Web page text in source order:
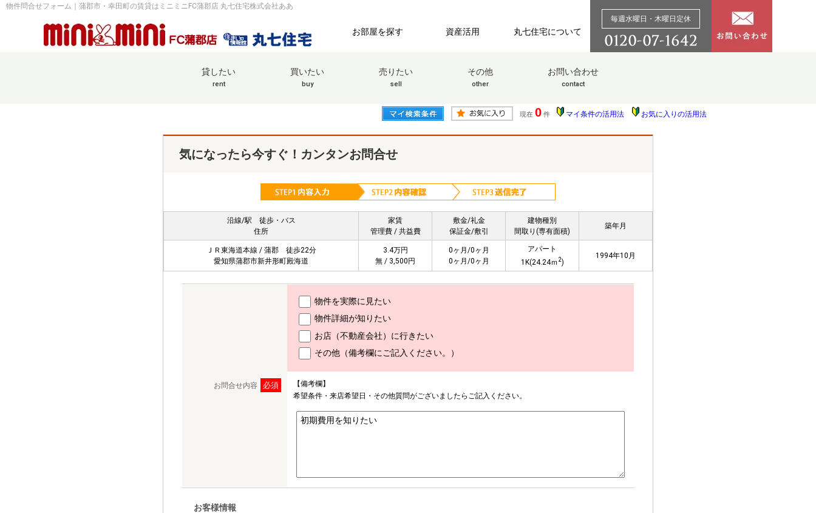
物件問合せフォーム｜蒲郡市・幸田町の賃貸はミニミニFC蒲郡店 丸七住宅株式会社ああ
お部屋を探す 資産活用 丸七住宅について
毎週水曜日・木曜日定休
貸したい
rent
買いたい
buy
売りたい
sell
その他
other
お問い合わせ
contact
現在 0 件 マイ条件の活用法 お気に入りの活用法
気になったら今すぐ！カンタンお問合せ
沿線/駅 徒歩・バス
住所
家賃
管理費 / 共益費
敷金/礼金
保証金/敷引
建物種別
間取り(専有面積)
築年月
ＪＲ東海道本線 / 蒲郡 徒歩22分
愛知県蒲郡市新井形町殿海道
3.4万円
無 / 3,500円
0ヶ月/0ヶ月
0ヶ月/0ヶ月
アパート
1K(24.24ｍ2)
1994年10月
お問合せ内容 必須
物件を実際に見たい
物件詳細が知りたい
お店（不動産会社）に行きたい
その他（備考欄にご記入ください。）
【備考欄】
希望条件・来店希望日・その他質問がございましたらご記入ください。
お客様情報